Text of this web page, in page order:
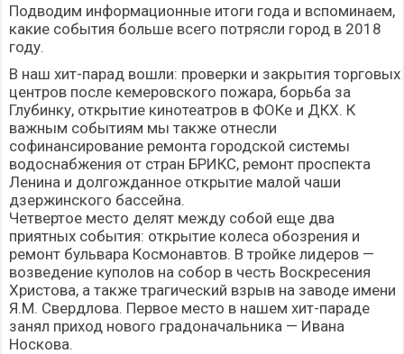
Подводим информационные итоги года и вспоминаем,
какие события больше всего потрясли город в 2018
году.
В наш хит-парад вошли: проверки и закрытия торговых
центров после кемеровского пожара, борьба за
Глубинку, открытие кинотеатров в ФОКе и ДКХ. К
важным событиям мы также отнесли
софинансирование ремонта городской системы
водоснабжения от стран БРИКС, ремонт проспекта
Ленина и долгожданное открытие малой чаши
дзержинского бассейна.
Четвертое место делят между собой еще два
приятных события: открытие колеса обозрения и
ремонт бульвара Космонавтов. В тройке лидеров —
возведение куполов на собор в честь Воскресения
Христова, а также трагический взрыв на заводе имени
Я.М. Свердлова. Первое место в нашем хит-параде
занял приход нового градоначальника — Ивана
Носкова.